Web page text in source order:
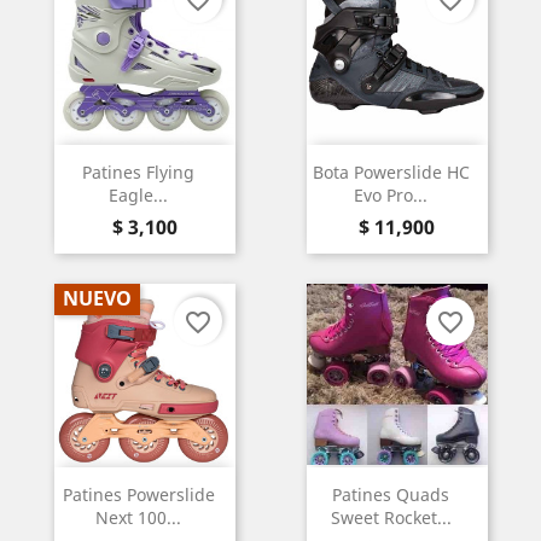
Patines Flying
Eagle...
Precio
$ 3,100
Bota Powerslide HC
Evo Pro...
Precio
$ 11,900
Patines Powerslide
Next 100...
NUEVO
favorite_border
Patines Quads
Sweet Rocket...
favorite_border